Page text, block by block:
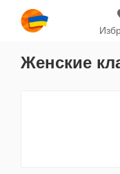
Женские